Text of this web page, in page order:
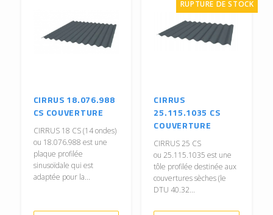
CIRRUS 18.076.988
CS COUVERTURE
CIRRUS 18 CS (14 ondes)
ou 18.076.988 est une
plaque profilée
sinusoïdale qui est
adaptée pour la...
CIRRUS
25.115.1035 CS
COUVERTURE
CIRRUS 25 CS
ou 25.115.1035 est une
tôle profilée destinée aux
couvertures sèches (le
DTU 40.32...
RUPTURE DE STOCK